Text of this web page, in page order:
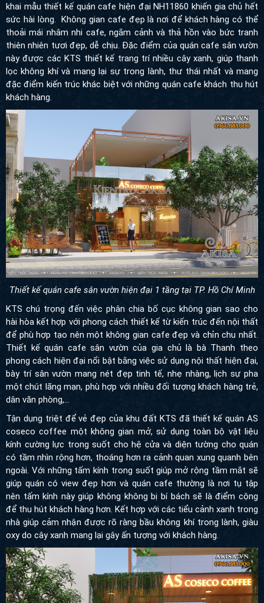
khai mẫu thiết kế quán cafe hiện đại NH11860 khiến gia chủ hết
sức hài lòng. Không gian cafe đẹp là nơi để khách hàng có thể
thoải mái nhâm nhi cafe, ngắm cảnh và thả hồn vào bức tranh
thiên nhiên tươi đẹp, dễ chịu. Đặc điểm của quán cafe sân vườn
này được các KTS thiết kế trang trí nhiều cây xanh, giúp thanh
lọc không khí và mang lại sự trong lành, thư thái nhất và mang
đặc điểm kiến trúc khác biệt với những quán cafe khách thu hút
khách hàng.
Thiết kế quán cafe sân vườn hiện đại 1 tầng tại TP. Hồ Chí Minh
KTS chú trọng đến việc phân chia bố cục không gian sao cho
hài hòa kết hợp với phong cách thiết kế từ kiến trúc đến nội thất
để phù hợp tạo nên một không gian cafe đẹp và chỉn chu nhất.
Thiết kế quán cafe sân vườn của gia chủ là bà Thanh theo
phong cách hiện đại nổi bật bằng việc sử dụng nội thất hiện đại,
bày trí sân vườn mang nét đẹp tinh tế, nhẹ nhàng, lịch sự pha
một chút lãng mạn, phù hợp với nhiều đối tượng khách hàng trẻ,
dân văn phòng,…
Tận dụng triệt để vẻ đẹp của khu đất KTS đã thiết kế quán AS
coseco coffee một không gian mở, sử dụng toàn bộ vật liệu
kính cường lực trong suốt cho hệ cửa và diện tường cho quán
có tầm nhìn rộng hơn, thoáng hơn ra cảnh quan xung quanh bên
ngoài. Với những tấm kính trong suốt giúp mở rộng tầm mắt sẽ
giúp quán có view đẹp hơn và quán cafe thường là nơi tụ tập
nên tấm kính này giúp không không bị bí bách sẽ là điểm cộng
để thu hút khách hàng hơn. Kết hợp với các tiểu cảnh xanh trong
nhà giúp cảm nhận được rõ ràng bầu không khí trong lành, giàu
oxy do cây xanh mang lại gây ấn tượng với khách hàng.